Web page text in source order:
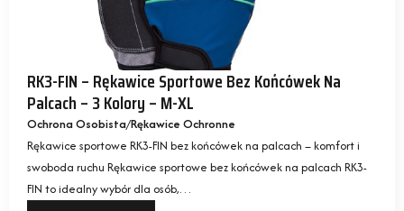
RK3-FIN – Rękawice Sportowe Bez Końcówek Na
Palcach – 3 Kolory – M-XL
Ochrona Osobista Rękawice Ochronne
Rękawice sportowe RK3-FIN bez końcówek na palcach – komfort i
swoboda ruchu Rękawice sportowe bez końcówek na palcach RK3-
FIN to idealny wybór dla osób,…